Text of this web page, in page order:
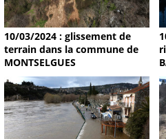
10/03/2024 : glissement de
terrain dans la commune de
MONTSELGUES